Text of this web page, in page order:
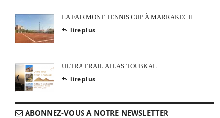
LA FAIRMONT TENNIS CUP À MARRAKECH
 lire plus
ULTRA TRAIL ATLAS TOUBKAL
 lire plus
ABONNEZ-VOUS A NOTRE NEWSLETTER